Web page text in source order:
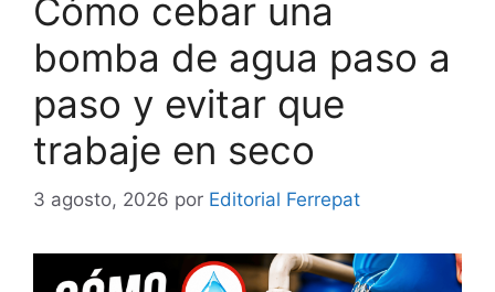
Cómo cebar una
bomba de agua paso a
paso y evitar que
trabaje en seco
3 agosto, 2026 por Editorial Ferrepat